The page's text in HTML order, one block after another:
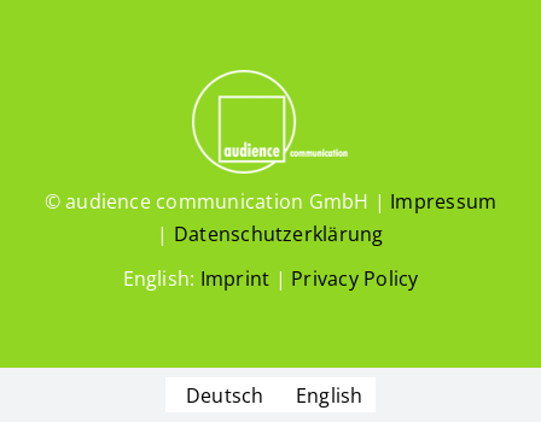
© audience communication GmbH | Impressum
| Datenschutzerklärung
English: Imprint | Privacy Policy
Deutsch English